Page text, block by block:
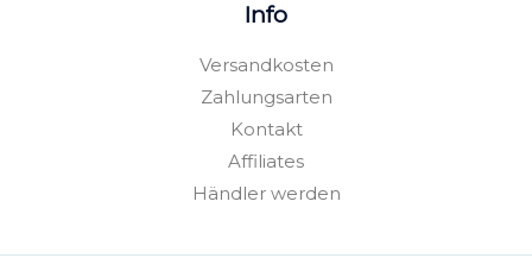
Info
Versandkosten
Zahlungsarten
Kontakt
Affiliates
Händler werden